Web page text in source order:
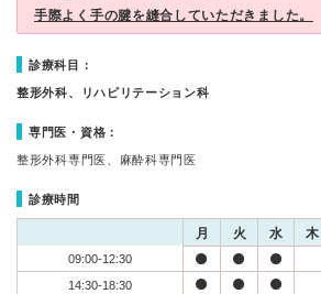
手際よく手の腱を縫合していただきました。
診療科目：
整形外科、リハビリテーション科
専門医・資格：
整形外科専門医、麻酔科専門医
診療時間
月 火 水 木
09:00-12:30
14:30-18:30